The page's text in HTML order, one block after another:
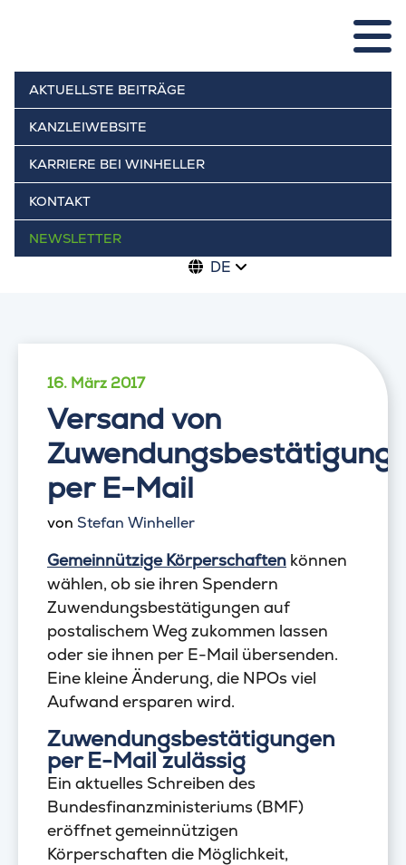
AKTUELLSTE BEITRÄGE
KANZLEIWEBSITE
KARRIERE BEI WINHELLER
KONTAKT
NEWSLETTER
DE
16. März 2017
Versand von
per E-Mail
von Stefan Winheller
Gemeinnützige Körperschaften können
wählen, ob sie ihren Spendern
Zuwendungsbestätigungen auf
postalischem Weg zukommen lassen
oder sie ihnen per E-Mail übersenden.
Eine kleine Änderung, die NPOs viel
Aufwand ersparen wird.
Zuwendungsbestätigungen
per E-Mail zulässig
Ein aktuelles Schreiben des
Bundesfinanzministeriums (BMF)
eröffnet gemeinnützigen
Körperschaften die Möglichkeit,